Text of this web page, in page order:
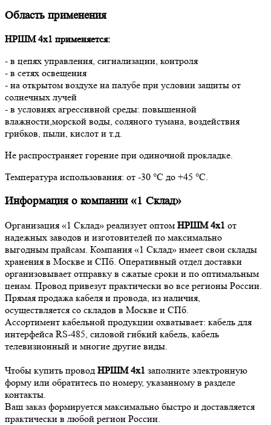
Область применения
НРШМ 4х1 применяется:
- в цепях управления, сигнализации, контроля
- в сетях освещения
- на открытом воздухе на палубе при условии защиты от
солнечных лучей
- в условиях агрессивной среды: повышенной
влажности,морской воды, соляного тумана, воздействия
грибков, пыли, кислот и т.д.
Не распространяет горение при одиночной прокладке.
Температура использования: от -30 °С до +45 °С.
Информация о компании «1 Склад»
Организация «1 Склад» реализует оптом НРШМ 4х1 от
надежных заводов и изготовителей по максимально
выгодным прайсам. Компания «1 Склад» имеет свои склады
хранения в Москве и СПб. Оперативный отдел доставки
организовывает отправку в сжатые сроки и по оптимальным
ценам. Провод привезут практически во все регионы России.
Прямая продажа кабеля и провода, из наличия,
осуществляется со складов в Москве и СПб.
Ассортимент кабельной продукции охватывает: кабель для
интерфейса RS-485, силовой гибкий кабель, кабель
телевизионный и многие другие виды.
Чтобы купить провод НРШМ 4х1 заполните электронную
форму или обратитесь по номеру, указанному в разделе
контакты.
Ваш заказ формируется максимально быстро и доставляется
практически в любой регион России.